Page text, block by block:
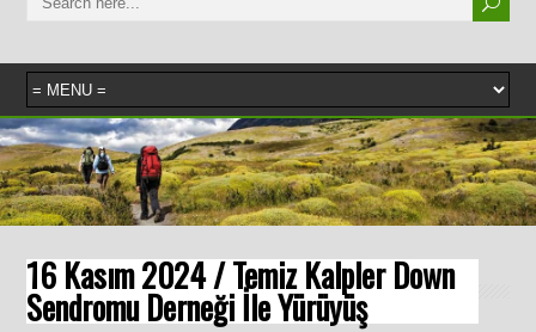
16 Kasım 2024 / Temiz Kalpler Down
Sendromu Derneği İle Yürüyüş